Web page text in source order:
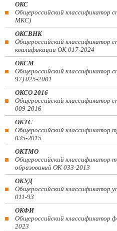
ОКС
Общероссийский классификатор
МКС)
ОКСВНК
Общероссийский классификатор
квалификации ОК 017-2024
ОКСМ
Общероссийский
97) 025-2001
ОКСО 2016
Общероссийский классификатор
009-2016
ОКТС
Общероссийский классификатор
035-2015
ОКТМО
Общероссийский классификатор
образований ОК 033-2013
ОКУД
Общероссийский классификатор
011-93
ОКФИ
Общероссийский классификатор
2023